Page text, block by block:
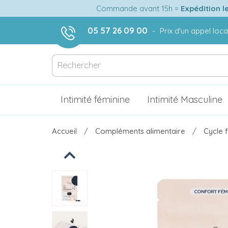
Commande avant 15h = Expédition
05 57 26 09 00 - Prix d'un appel
Intimité féminine Intimité Masculine
Accueil Compléments alimentaire Cycle
Previous